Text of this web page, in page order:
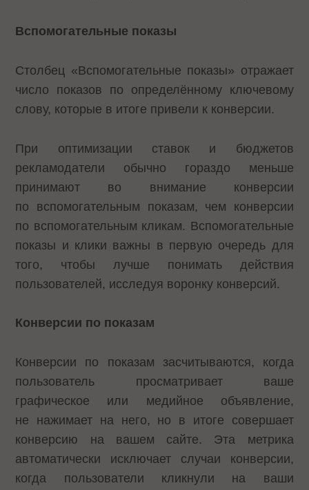
Вспомогательные показы
Столбец «Вспомогательные показы» отражает
число показов по определённому ключевому
слову, которые в итоге привели к конверсии.
При оптимизации ставок и бюджетов
рекламодатели обычно гораздо меньше
принимают во внимание конверсии
по вспомогательным показам, чем конверсии
по вспомогательным кликам. Вспомогательные
показы и клики важны в первую очередь для
того, чтобы лучше понимать действия
пользователей, исследуя воронку конверсий.
Конверсии по показам
Конверсии по показам засчитываются, когда
пользователь просматривает ваше
графическое или медийное объявление,
не нажимает на него, но в итоге совершает
конверсию на вашем сайте. Эта метрика
автоматически исключает случаи конверсии,
когда пользователи кликнули на ваши